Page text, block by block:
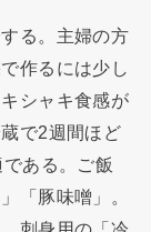
る。主婦の方
作るには少し
シャキ食感が
で2週間ほど
ある。ご飯
「豚味噌」。